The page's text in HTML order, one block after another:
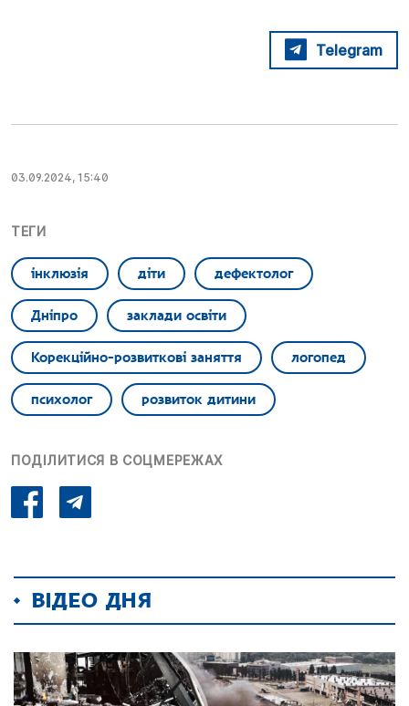
Telegram
03.09.2024, 15:40
ТЕГИ
інклюзія діти дефектолог
Дніпро заклади освіти
Корекційно-розвиткові заняття логопед
психолог розвиток дитини
ПОДІЛИТИСЯ В СОЦМЕРЕЖАХ
ВІДЕО ДНЯ